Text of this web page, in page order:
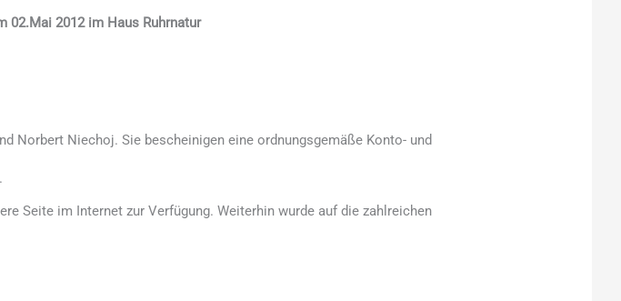
02.Mai 2012 im Haus Ruhrnatur
Norbert Niechoj. Sie bescheinigen eine ordnungsgemäße Konto- und
Seite im Internet zur Verfügung. Weiterhin wurde auf die zahlreichen